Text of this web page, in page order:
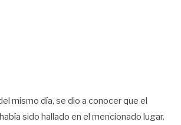
mismo día, se dio a conocer que el
sido hallado en el mencionado lugar.